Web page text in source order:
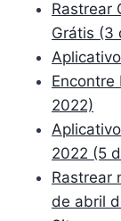
Rastrear
Grátis (3
Encontre
2022)
2022 (5
Rastrear
de abril